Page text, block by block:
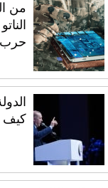
من
حرب
كيف